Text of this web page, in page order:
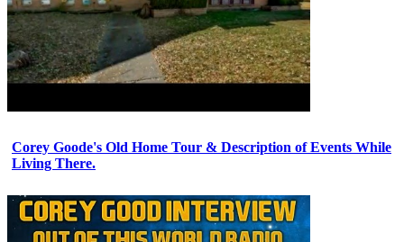
Corey Goode's Old Home Tour & Description of Events While
Living There.